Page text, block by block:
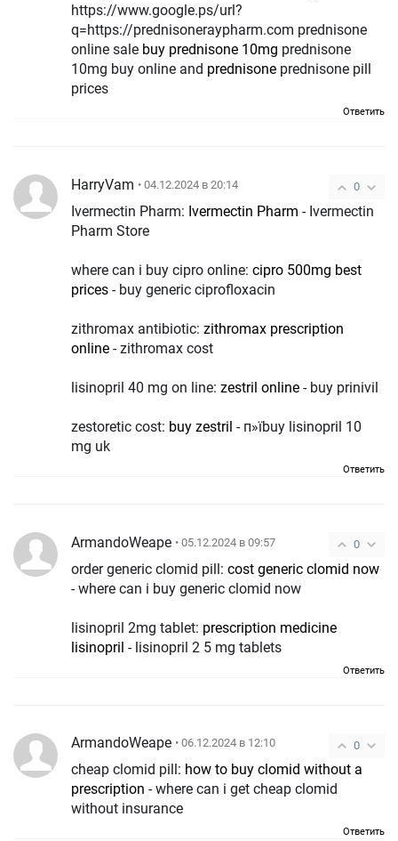
https://www.google.ps/url?
q=https://prednisoneraypharm.com prednisone
online sale buy prednisone 10mg prednisone
10mg buy online and prednisone prednisone pill
prices
Ответить
0
HarryVam • 04.12.2024 в 20:14
Ivermectin Pharm: Ivermectin Pharm - Ivermectin
Pharm Store
where can i buy cipro online: cipro 500mg best
prices - buy generic ciprofloxacin
zithromax antibiotic: zithromax prescription
online - zithromax cost
lisinopril 40 mg on line: zestril online - buy prinivil
zestoretic cost: buy zestril - п»їbuy lisinopril 10
mg uk
Ответить
0
ArmandoWeape • 05.12.2024 в 09:57
order generic clomid pill: cost generic clomid now
- where can i buy generic clomid now
lisinopril 2mg tablet: prescription medicine
lisinopril - lisinopril 2 5 mg tablets
Ответить
0
ArmandoWeape • 06.12.2024 в 12:10
cheap clomid pill: how to buy clomid without a
prescription - where can i get cheap clomid
without insurance
Ответить